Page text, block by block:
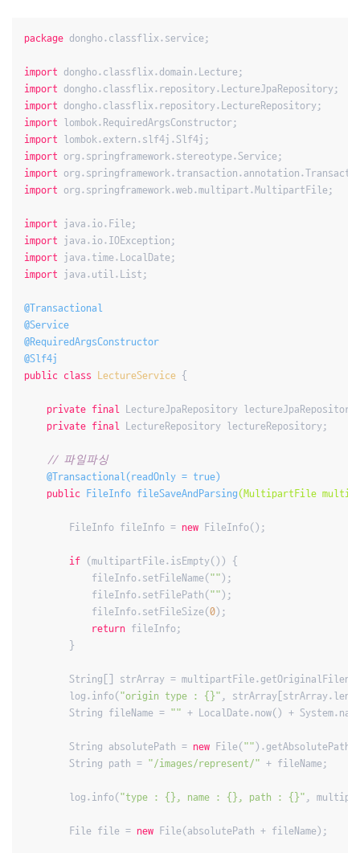
package dongho.classflix.service;
import
import
import
import
import
import
import
import org.springframework.web.multipart.MultipartFile;
import
import
import
import java.util.List;
@Transactional
@Service
@RequiredArgsConstructor
@Slf4j
public class LectureService {
private final
LectureJpaRepository
private final LectureRepository lectureRepository;
// 파일파싱
@Transactional(readOnly = true)
public FileInfo fileSaveAndParsing(MultipartFile
        FileInfo fileInfo =
new FileInfo();
if (multipartFile.isEmpty()) {
            fileInfo.setFileName(
"" );
            fileInfo.setFilePath(
"" );
            fileInfo.setFileSize(
0);
return fileInfo;
        }
String[] strArray =
        log.info(
"origin type : {}" ,
        String fileName =
"" + LocalDate.now() +
        String absolutePath =
new File( ""
        String path =
"/images/represent/" + fileName;
        log.info(
"type : {}, name : {}, path : {}" ,
        File file =
new File(absolutePath + fileName);